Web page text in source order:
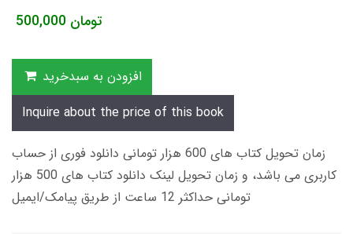
500,000 تومان
افزودن به سبدخرید
Inquire about the price of this book
زمان تحویل کتاب های 600 هزار تومانی دانلود فوری از حساب
کاربری می باشد، و زمان تحویل لینک دانلود کتاب های 500 هزار
تومانی حداکثر 12 ساعت از طریق پیامک/ایمیل